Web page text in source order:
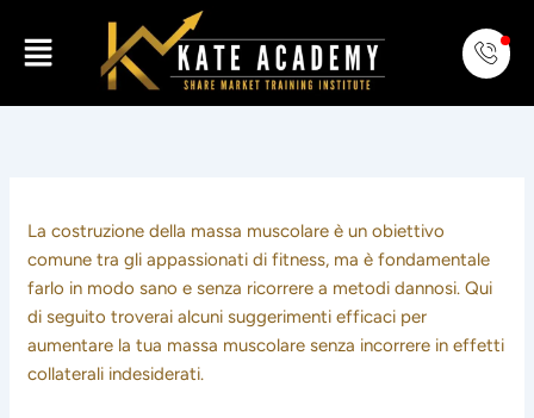
Menu
La costruzione della massa muscolare è un obiettivo
comune tra gli appassionati di fitness, ma è fondamentale
farlo in modo sano e senza ricorrere a metodi dannosi. Qui
di seguito troverai alcuni suggerimenti efficaci per
aumentare la tua massa muscolare senza incorrere in effetti
collaterali indesiderati.